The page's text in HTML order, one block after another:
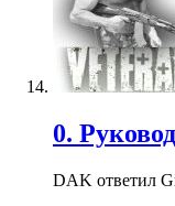
0.
DAK ответил